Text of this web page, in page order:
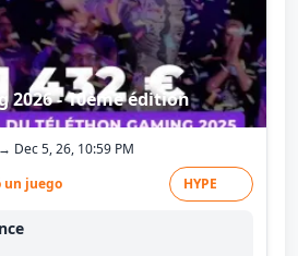
2026 - 10ème édition
→ Dec 5, 26, 10:59 PM
un juego HYPE